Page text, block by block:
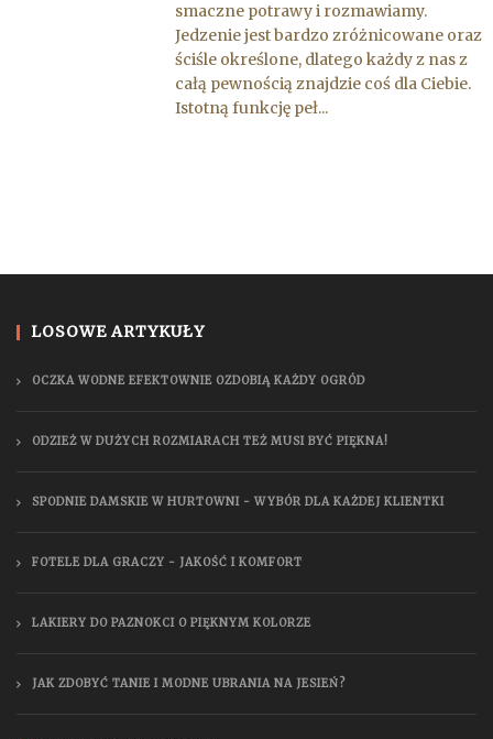
smaczne potrawy i rozmawiamy.
Jedzenie jest bardzo zróżnicowane oraz
ściśle określone, dlatego każdy z nas z
całą pewnością znajdzie coś dla Ciebie.
Istotną funkcję peł...
LOSOWE ARTYKUŁY
OCZKA WODNE EFEKTOWNIE OZDOBIĄ KAŻDY OGRÓD
ODZIEŻ W DUŻYCH ROZMIARACH TEŻ MUSI BYĆ PIĘKNA!
SPODNIE DAMSKIE W HURTOWNI - WYBÓR DLA KAŻDEJ KLIENTKI
FOTELE DLA GRACZY - JAKOŚĆ I KOMFORT
LAKIERY DO PAZNOKCI O PIĘKNYM KOLORZE
JAK ZDOBYĆ TANIE I MODNE UBRANIA NA JESIEŃ?